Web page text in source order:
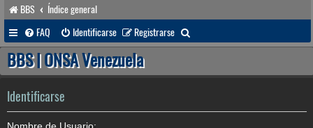
BBS
Índice general
FAQ
Identificarse Registrarse
u
a
BBS | ONSA Venezuela
Identificarse